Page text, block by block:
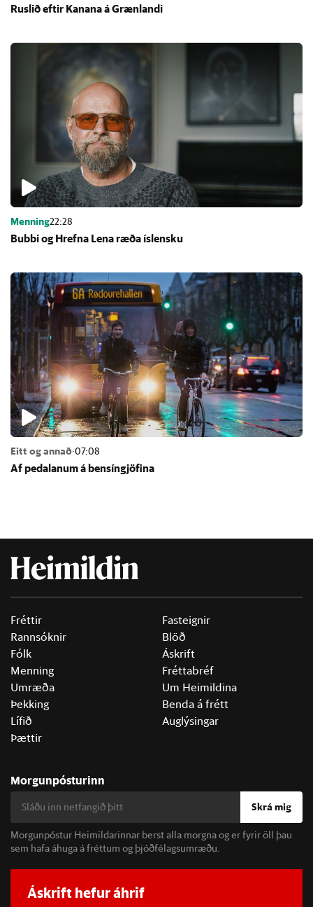
Rusl­ið eft­ir Kan­ana á Græn­landi
Menning22:28
Bubbi og Hrefna Lena ræða ís­lensku
Eitt og annað·07:08
Af pedal­an­um á bens­ín­gjöf­ina
Fréttir
Rannsóknir
Fólk
Menning
Umræða
Þekking
Lífið
Þættir
Fasteignir
Blöð
Áskrift
Fréttabréf
Um Heimildina
Benda á frétt
Auglýsingar
Morgunpósturinn
Skrá mig
Morgunpóstur Heimildarinnar berst alla morgna og er fyrir öll þau
sem hafa áhuga á fréttum og þjóðfélagsumræðu.
Áskrift hefur áhrif